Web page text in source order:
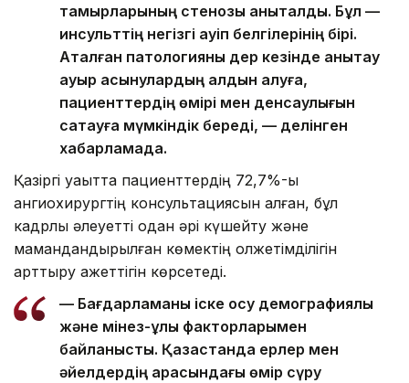
тамырларының стенозы анықталды. Бұл —
инсульттің негізгі қауіп белгілерінің бірі.
Аталған патологияны дер кезінде анықтау
ауыр асқынулардың алдын алуға,
пациенттердің өмірі мен денсаулығын
сақтауға мүмкіндік береді, — делінген
хабарламада.
Қазіргі уақытта пациенттердің 72,7%-ы
ангиохирургтің консультациясын алған, бұл
кадрлық әлеуетті одан әрі күшейту және
мамандандырылған көмектің қолжетімділігін
арттыру қажеттігін көрсетеді.
— Бағдарламаны іске қосу демографиялық
және мінез-құлық факторларымен
байланысты. Қазақстанда ерлер мен
әйелдердің арасындағы өмір сүру